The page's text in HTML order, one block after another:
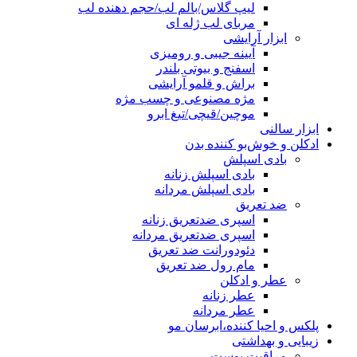
لیپ گلاس/بالم لب/حجم دهنده لب
مربای لب ژله ای
ابزار آرایشی
آیینه جیبی و رومیزی
اسفنج و بیوتی بلندر
براش و قلمو آرایشی
مژه مصنوعی و چسب مژه
موچین/قیچی/تیغ ابرو
ابزار سالنی
ادکلن و خوش‌بو کننده بدن
بادی اسپلش
بادی اسپلش زنانه
بادی اسپلش مردانه
ضد تعریق
اسپری ضدتعریق زنانه
اسپری ضدتعریق مردانه
دئودورانت ضد تعریق
مام رول ضد تعریق
عطر و ادکلن
عطر زنانه
عطر مردانه
پلکس و احیا کننده،ابرسان مو
زیبایی و بهداشتی